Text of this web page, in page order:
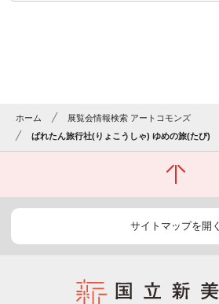
ホーム
展覧会情報検索 アートコモンズ
ぱれたん旅行社(りょこうしゃ) ゆめの旅(たび)
サイトマップを開く